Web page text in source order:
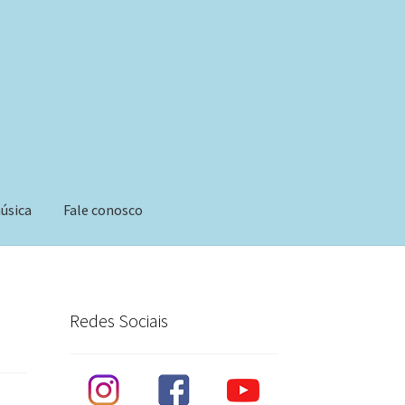
Fale conosco
Redes Sociais